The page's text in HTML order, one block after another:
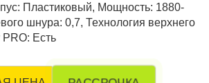
Пластиковый, Мощность: 1880-
шнура: 0,7, Технология верхнего
Есть